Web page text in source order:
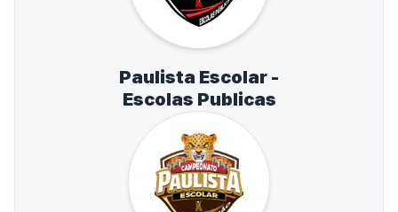
Paulista Escolar -
Escolas Publicas